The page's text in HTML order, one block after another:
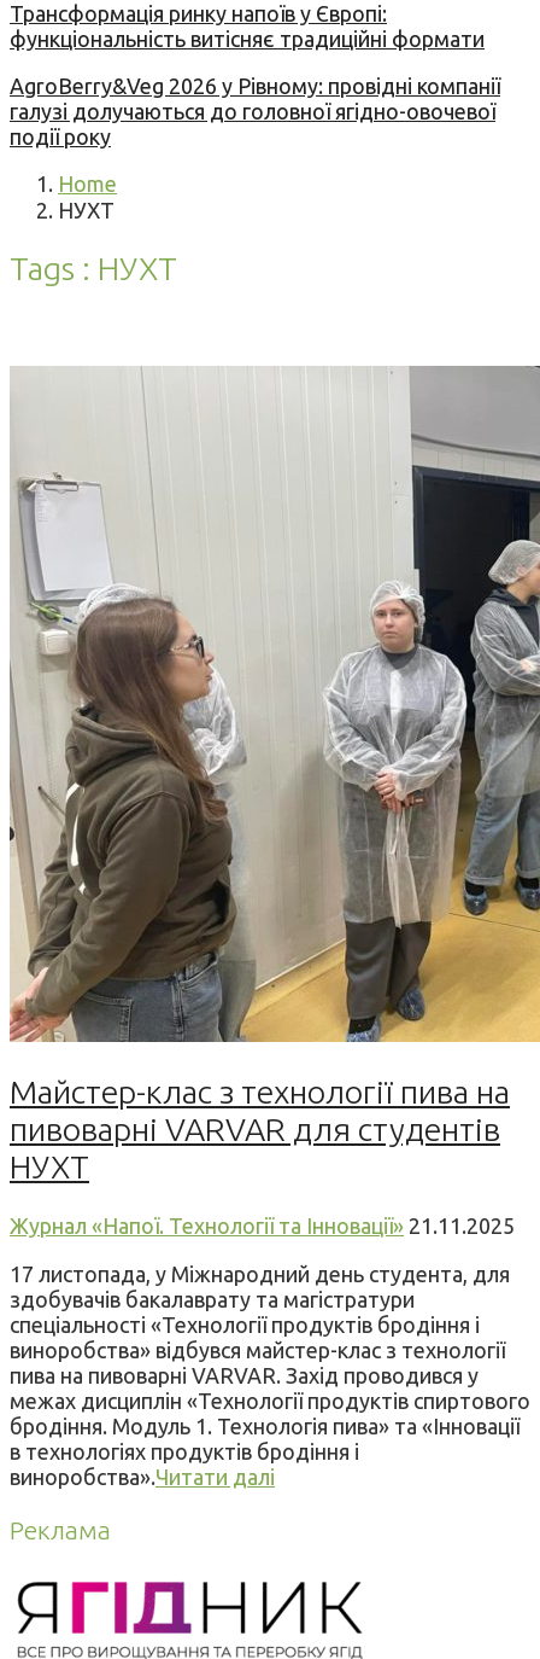
Трансформація ринку напоїв у Європі:
функціональність витісняє традиційні формати
AgroBerry&Veg 2026 у Рівному: провідні компанії
галузі долучаються до головної ягідно-овочевої
події року
Home
НУХТ
Tags : НУХТ
Майстер-клас з технології пива на
пивоварні VARVAR для студентів
НУХТ
Журнал «Напої. Технології та Інновації» 21.11.2025
17 листопада, у Міжнародний день студента, для
здобувачів бакалаврату та магістратури
спеціальності «Технології продуктів бродіння і
виноробства» відбувся майстер-клас з технології
пива на пивоварні VARVAR. Захід проводився у
межах дисциплін «Технології продуктів спиртового
бродіння. Модуль 1. Технологія пива» та «Інновації
в технологіях продуктів бродіння і
виноробства».Читати далі
Реклама